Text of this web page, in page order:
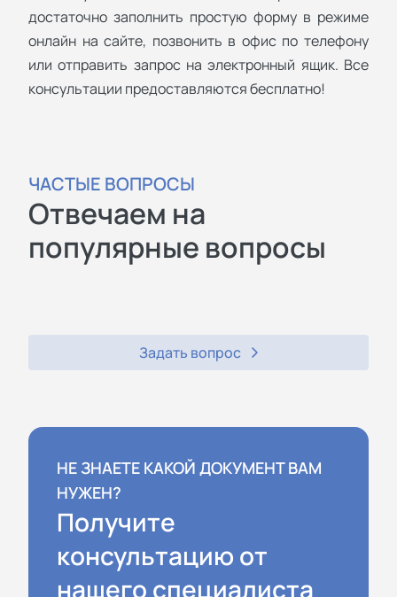
достаточно заполнить простую форму в режиме
онлайн на сайте, позвонить в офис по телефону
или отправить запрос на электронный ящик. Все
консультации предоставляются бесплатно!
ЧАСТЫЕ ВОПРОСЫ
Отвечаем на
популярные вопросы
Задать вопрос
НЕ ЗНАЕТЕ КАКОЙ ДОКУМЕНТ ВАМ
НУЖЕН?
Получите
консультацию от
нашего специалиста